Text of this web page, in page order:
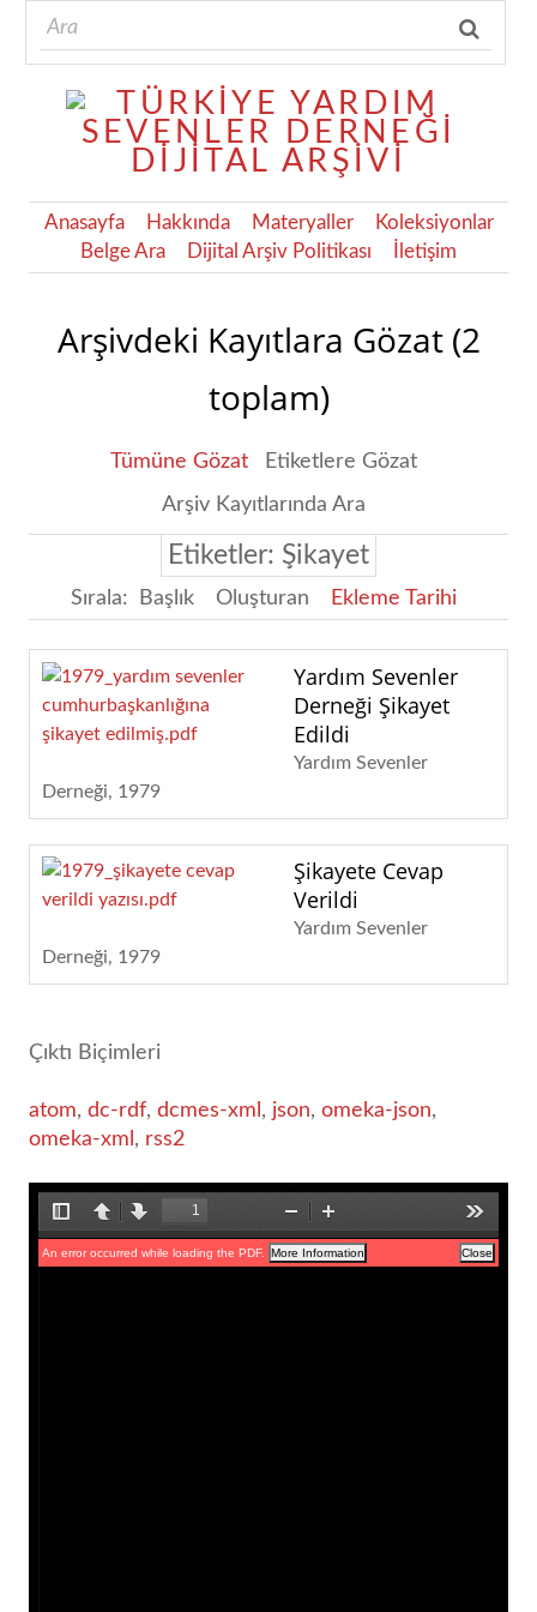
Anasayfa Hakkında Materyaller
Koleksiyonlar
Belge Ara
Dijital Arşiv Politikası İletişim
Arşivdeki Kayıtlara Gözat (2
toplam)
Tümüne Gözat
Etiketlere Gözat
Arşiv Kayıtlarında Ara
Etiketler: Şikayet
Sırala: Başlık Oluşturan Ekleme Tarihi
Yardım Sevenler
Derneği Şikayet
Edildi
Yardım Sevenler
Derneği 1979
Şikayete Cevap
Verildi
Yardım Sevenler
Derneği
1979
Çıktı Biçimleri
atom, dc-rdf, dcmes-xml , json, omeka-json,
omeka-xml , rss2